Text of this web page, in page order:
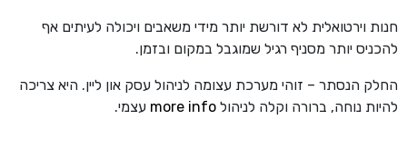
חנות וירטואלית לא דורשת יותר מידי משאבים ויכולה לעיתים אף
להכניס יותר מסניף רגיל שמוגבל במקום ובזמן.
החלק הנסתר – זוהי מערכת עצומה לניהול עסק און ליין. היא צריכה
להיות נוחה, ברורה וקלה לניהול more info עצמי.